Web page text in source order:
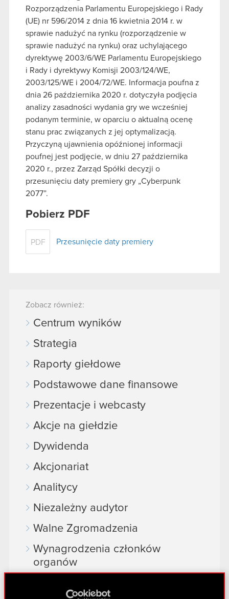
Rozporządzenia Parlamentu Europejskiego i Rady
(UE) nr 596/2014 z dnia 16 kwietnia 2014 r. w
sprawie nadużyć na rynku (rozporządzenie w
sprawie nadużyć na rynku) oraz uchylającego
dyrektywę 2003/6/WE Parlamentu Europejskiego
i Rady i dyrektywy Komisji 2003/124/WE,
2003/125/WE i 2004/72/WE. Informacja poufna z
dnia 26 października 2020 r. dotyczyła podjęcia
analizy zasadności wydania gry we wcześniej
podanym terminie, w oparciu o aktualną ocenę
stanu prac związanych z jej optymalizacją.
Przyczyną ujawnienia opóźnionej informacji
poufnej jest podjęcie, w dniu 27 października
2020 r., przez Zarząd Spółki decyzji o
przesunięciu daty premiery gry „Cyberpunk
2077”.
Pobierz PDF
PDF Przesunięcie daty premiery
Zobacz również:
Centrum wyników
Strategia
Raporty giełdowe
Podstawowe dane finansowe
Prezentacje i webcasty
Akcje na giełdzie
Dywidenda
Akcjonariat
Analitycy
Niezależny audytor
Walne Zgromadzenia
Wynagrodzenia członków
organów